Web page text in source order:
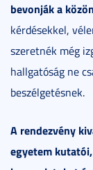
bevonják a
kérdésekkel,
szeretnék még
hallgatóság ne
beszélgetésnek.
A rendezvény
egyetem